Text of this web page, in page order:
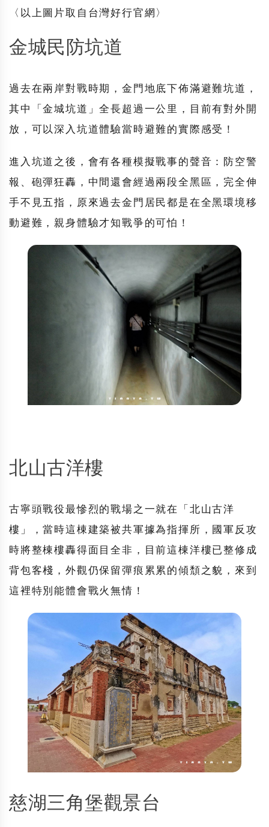
〈以上圖片取自台灣好行官網〉
金城民防坑道
過去在兩岸對戰時期，金門地底下佈滿避難坑道，
其中「金城坑道 」全長超過一公里，目前有對外開
放，可以深入坑道體驗當時避難的實際感受！
進入坑道之後，會有各種模擬戰事的聲音：防空警
報、砲彈狂轟，中間還會經過兩段全黑區，完全伸
手不見五指，原來過去金門居民都是在全黑環境移
動避難，親身體驗才知戰爭的可怕！
北山古洋樓
古寧頭戰役最慘烈的戰場之一就在「北山古洋
樓 」，當時這棟建築被共軍據為指揮所，國軍反攻
時將整棟樓轟得面目全非，目前這棟洋樓已整修成
背包客棧，外觀仍保留彈痕累累的傾頹之貌，來到
這裡特別能體會戰火無情！
慈湖三角堡觀景台